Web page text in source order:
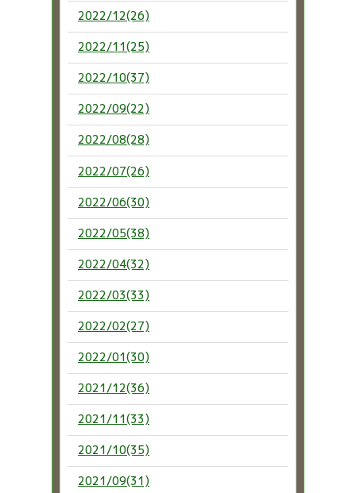
2022/12(26)
2022/11(25)
2022/10(37)
2022/09(22)
2022/08(28)
2022/07(26)
2022/06(30)
2022/05(38)
2022/04(32)
2022/03(33)
2022/02(27)
2022/01(30)
2021/12(36)
2021/11(33)
2021/10(35)
2021/09(31)